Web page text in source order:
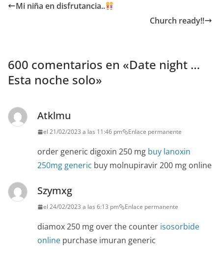
Mi niña en disfrutancia..
Church ready!!
600 comentarios en «Date night …
Esta noche solo»
Atklmu
el 21/02/2023 a las 11:46 pm Enlace permanente
order generic digoxin 250 mg buy lanoxin
250mg generic buy molnupiravir 200 mg online
Szymxg
el 24/02/2023 a las 6:13 pm Enlace permanente
diamox 250 mg over the counter isosorbide
online purchase imuran generic